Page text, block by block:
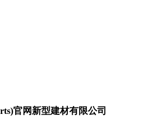
官网新型建材有限公司